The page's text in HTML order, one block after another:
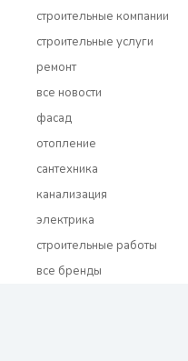
строительные компании
строительные услуги
ремонт
все новости
фасад
отопление
сантехника
канализация
электрика
строительные работы
все бренды